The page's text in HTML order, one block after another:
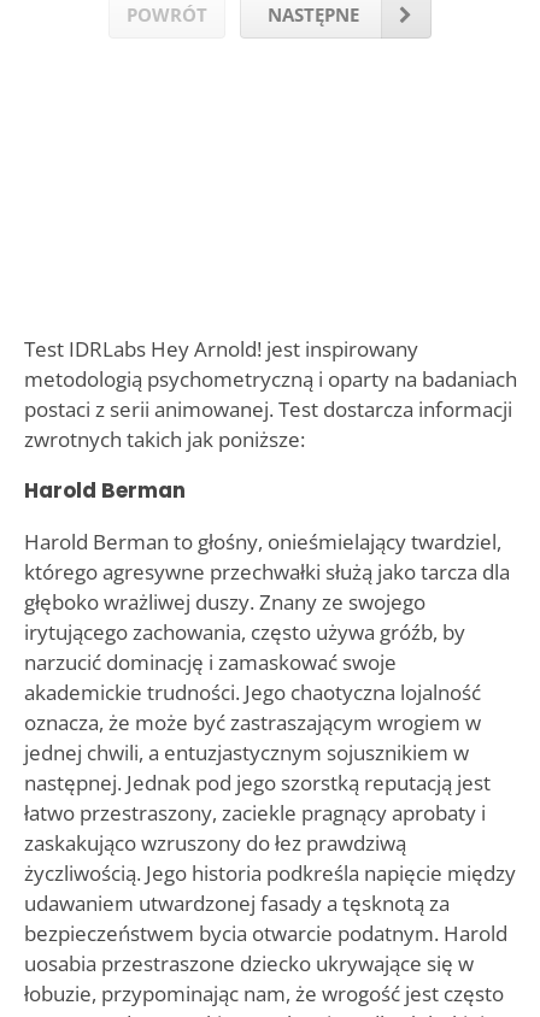
POWRÓT NASTĘPNE
Test IDRLabs Hey Arnold! jest inspirowany
metodologią psychometryczną i oparty na badaniach
postaci z serii animowanej. Test dostarcza informacji
zwrotnych takich jak poniższe:
Harold Berman
Harold Berman to głośny, onieśmielający twardziel,
którego agresywne przechwałki służą jako tarcza dla
głęboko wrażliwej duszy. Znany ze swojego
irytującego zachowania, często używa gróźb, by
narzucić dominację i zamaskować swoje
akademickie trudności. Jego chaotyczna lojalność
oznacza, że może być zastraszającym wrogiem w
jednej chwili, a entuzjastycznym sojusznikiem w
następnej. Jednak pod jego szorstką reputacją jest
łatwo przestraszony, zaciekle pragnący aprobaty i
zaskakująco wzruszony do łez prawdziwą
życzliwością. Jego historia podkreśla napięcie między
udawaniem utwardzonej fasady a tęsknotą za
bezpieczeństwem bycia otwarcie podatnym. Harold
uosabia przestraszone dziecko ukrywające się w
łobuzie, przypominając nam, że wrogość jest często